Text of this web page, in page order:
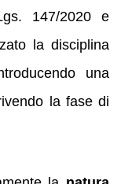
147/2020 e
la disciplina
una
la fase di